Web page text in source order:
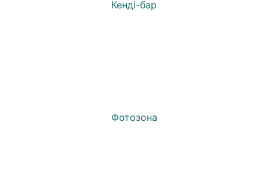
Кенді-бар
Фотозона